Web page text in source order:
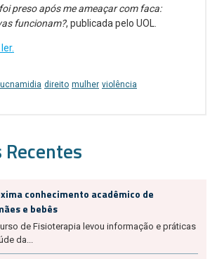
preso após me ameaçar com faca:
funcionam?, publicada pelo UOL.
direito mulher violência
conhecimento acadêmico de
e bebês
de Fisioterapia levou informação e práticas
da...